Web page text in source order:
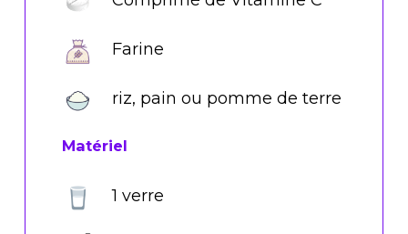
Farine
riz, pain ou pomme de terre
Matériel
1 verre